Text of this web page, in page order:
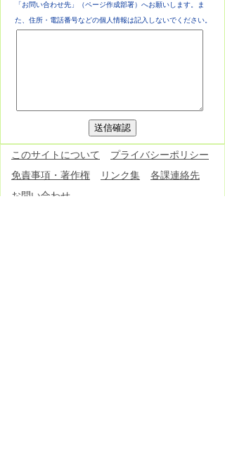
「お問い合わせ先」（ページ作成部署）へお願いします。ま
た、住所・電話番号などの個人情報は記入しないでください。
このサイトについて
プライバシーポリシー
免責事項・著作権
リンク集
各課連絡先
お問い合わせ